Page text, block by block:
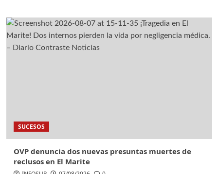
SUCESOS
OVP denuncia dos nuevas presuntas muertes de
reclusos en El Marite